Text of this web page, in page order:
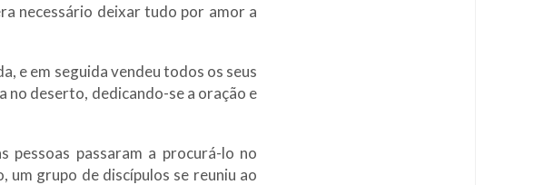
necessário deixar tudo por amor a
e em seguida vendeu todos os seus
no deserto, dedicando-se a oração e
pessoas passaram a procurá-lo no
um grupo de discípulos se reuniu ao